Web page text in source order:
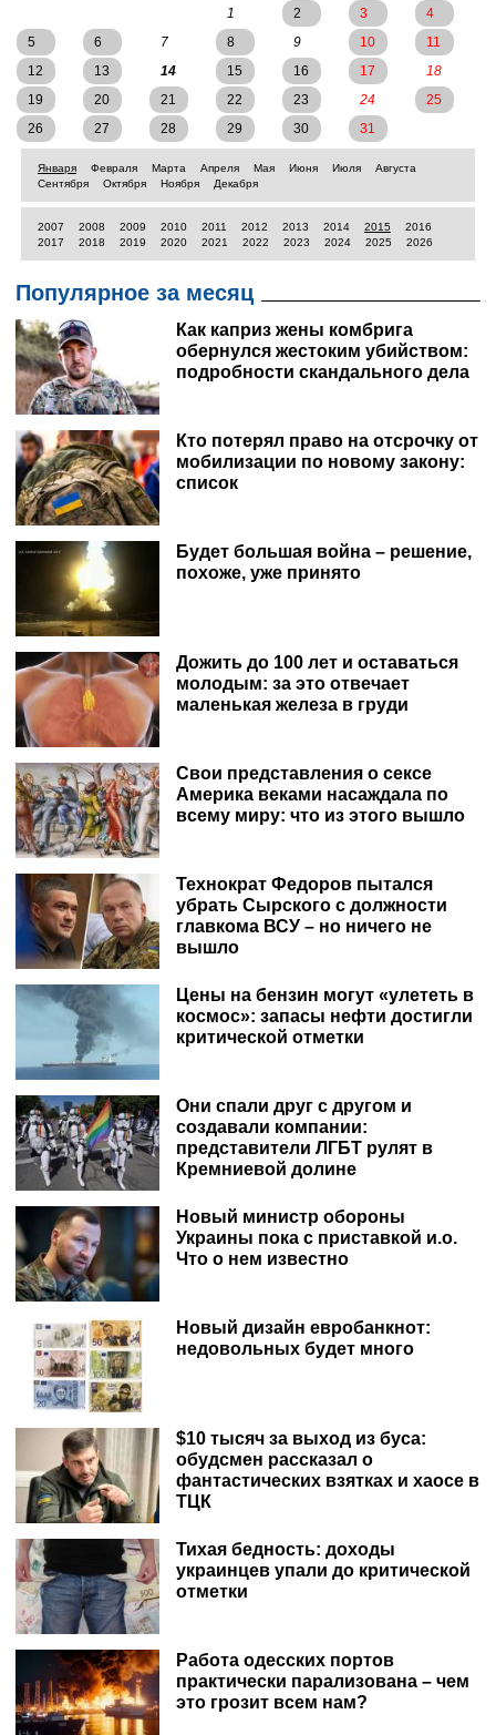
1
2 3
4
5
6 7 8 9 10
11
12
13 14 15 16 17
18
19
20 21 22 23 24
25
26
27 28 29 30 31
Января Февраля Марта Апреля Мая Июня Июля
Августа
Сентября
Октября Ноября Декабря
2007 2008 2009 2010 2011 2012 2013 2014 2015
2016
2017
2018 2019 2020 2021 2022 2023 2024 2025 2026
Популярное за месяц
Как каприз жены комбрига
обернулся жестоким убийством:
подробности скандального дела
Кто потерял право на отсрочку от
мобилизации по новому закону:
список
Будет большая война – решение,
похоже, уже принято
Дожить до 100 лет и оставаться
молодым: за это отвечает
маленькая железа в груди
Свои представления о сексе
Америка веками насаждала по
всему миру: что из этого вышло
Технократ Федоров пытался
убрать Сырского с должности
главкома ВСУ – но ничего не
вышло
Цены на бензин могут «улететь в
космос»: запасы нефти достигли
критической отметки
Они спали друг с другом и
создавали компании:
представители ЛГБТ рулят в
Кремниевой долине
Новый министр обороны
Украины пока с приставкой и.о.
Что о нем известно
Новый дизайн евробанкнот:
недовольных будет много
$10 тысяч за выход из буса:
обудсмен рассказал о
фантастических взятках и хаосе в
ТЦК
Тихая бедность: доходы
украинцев упали до критической
отметки
Работа одесских портов
практически парализована – чем
это грозит всем нам?